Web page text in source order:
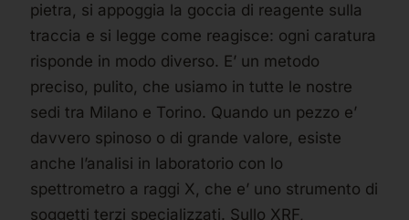
pietra, si appoggia la goccia di reagente sulla
traccia e si legge come reagisce: ogni caratura
risponde in modo diverso. E’ un metodo
preciso, pulito, che usiamo in tutte le nostre
sedi tra Milano e Torino. Quando un pezzo e’
davvero spinoso o di grande valore, esiste
anche l’analisi in laboratorio con lo
spettrometro a raggi X, che e’ uno strumento di
soggetti terzi specializzati. Sullo XRF,